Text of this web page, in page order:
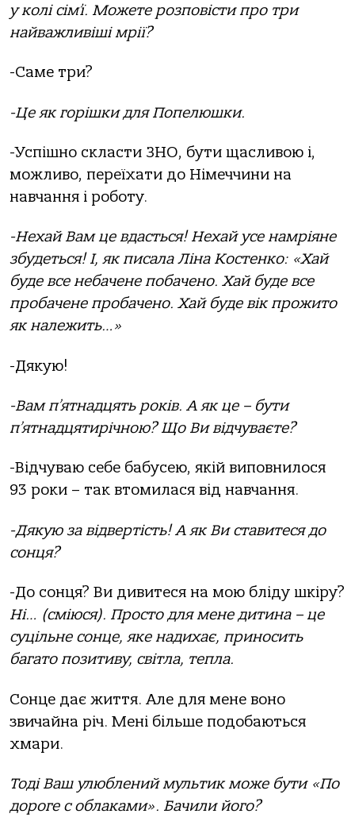
у колі сім’ї. Можете розповісти про три
найважливіші мрії?
-Саме три?
-Це як горішки для Попелюшки.
-Успішно скласти ЗНО, бути щасливою і,
можливо, переїхати до Німеччини на
навчання і роботу.
-Нехай Вам це вдасться! Нехай усе намріяне
збудеться! І, як писала Ліна Костенко: «Хай
буде все небачене побачено. Хай буде все
пробачене пробачено. Хай буде вік прожито
як належить…»
-Дякую!
-Вам п’ятнадцять років. А як це – бути
п’ятнадцятирічною? Що Ви відчуваєте?
-Відчуваю себе бабусею, якій виповнилося
93 роки – так втомилася від навчання.
-Дякую за відвертість! А як Ви ставитеся до
сонця?
-До сонця? Ви дивитеся на мою бліду шкіру?
Ні… (сміюся). Просто для мене дитина – це
суцільне сонце, яке надихає, приносить
багато позитиву, світла, тепла.
Сонце дає життя. Але для мене воно
звичайна річ. Мені більше подобаються
хмари.
Тоді Ваш улюблений мультик може бути «По
дороге с облаками». Бачили його?